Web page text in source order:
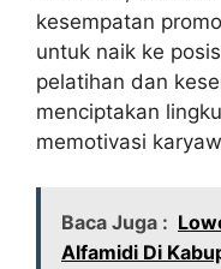
kesempatan
untuk naik ke
pelatihan dan
menciptakan
memotivasi
Baca Juga :
Alfamidi Di